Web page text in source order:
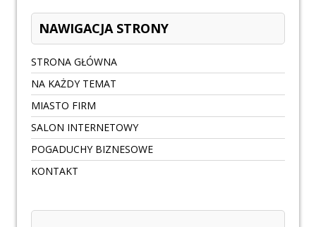
NAWIGACJA STRONY
STRONA GŁÓWNA
NA KAŻDY TEMAT
MIASTO FIRM
SALON INTERNETOWY
POGADUCHY BIZNESOWE
KONTAKT